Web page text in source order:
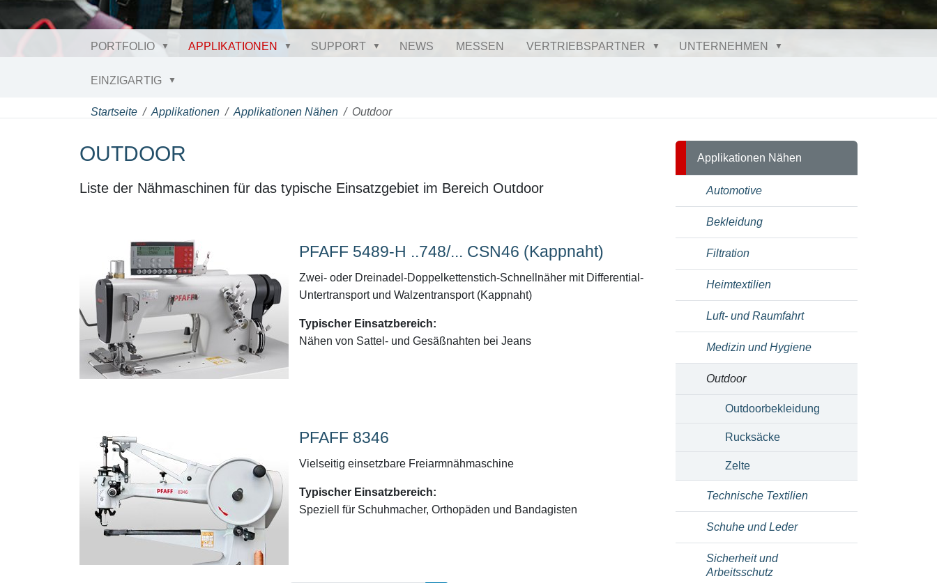
PORTFOLIO APPLIKATIONEN SUPPORT NEWS MESSEN VERTRIEBSPARTNER UNTERNEHMEN
EINZIGARTIG
Startseite Applikationen Applikationen Nähen Outdoor
OUTDOOR
Liste der Nähmaschinen für das typische Einsatzgebiet im Bereich Outdoor
PFAFF 5489-H ..748/... CSN46 (Kappnaht)
Zwei- oder Dreinadel-Doppelkettenstich-Schnellnäher mit Differential-
Untertransport und Walzentransport (Kappnaht)
Typischer Einsatzbereich:
Nähen von Sattel- und Gesäßnahten bei Jeans
PFAFF 8346
Vielseitig einsetzbare Freiarmnähmaschine
Typischer Einsatzbereich:
Speziell für Schuhmacher, Orthopäden und Bandagisten
Applikationen Nähen
Automotive
Bekleidung
Filtration
Heimtextilien
Luft- und Raumfahrt
Medizin und Hygiene
Outdoor
Outdoorbekleidung
Rucksäcke
Zelte
Technische Textilien
Schuhe und Leder
Sicherheit und
Arbeitsschutz